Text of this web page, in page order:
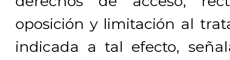
oposición y limitación al
indicada a tal efecto,